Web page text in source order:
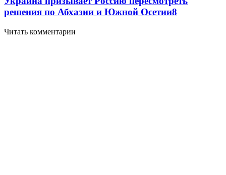
решения по Абхазии и Южной Осетии8
Читать комментарии